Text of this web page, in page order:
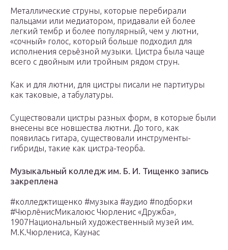
Металлические струны, которые перебирали
пальцами или медиатором, придавали ей более
легкий тембр и более популярный, чем у лютни,
«сочный» голос, который больше подходил для
исполнения серьёзной музыки. Цистра была чаще
всего с двойным или тройным рядом струн.
Как и для лютни, для цистры писали не партитуры
как таковые, а табулатуры.
Существовали цистры разных форм, в которые были
внесены все новшества лютни. До того, как
появилась гитара, существовали инструменты-
гибриды, такие как цистра-теорба.
Музыкальный колледж им. Б. И. Тищенко запись
закреплена
#колледжтищенко #музыка #аудио #подборки
#ЧюрлёнисМикалоюс Чюрленис «Дружба»,
1907Национальный художественный музей им.
М.К.Чюрлениса, Каунас